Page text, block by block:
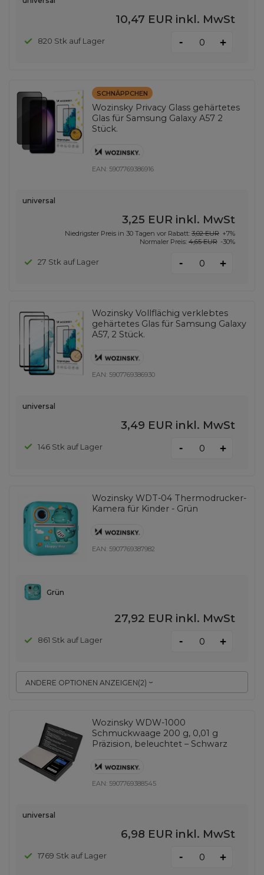
10,47 EUR inkl. MwSt
820 Stk auf Lager - +
SCHNÄPPCHEN
Wozinsky Privacy Glass gehärtetes
Glas für Samsung Galaxy A57 2
Stück.
EAN: 5907769386916
universal
3,25 EUR inkl. MwSt
Niedrigster Preis in 30 Tagen vor Rabatt: 3,02 EUR +7%
Normaler Preis: 4,65 EUR -30%
27 Stk auf Lager - +
Wozinsky Vollflächig verklebtes
gehärtetes Glas für Samsung Galaxy
A57, 2 Stück.
EAN: 5907769386930
universal
3,49 EUR inkl. MwSt
146 Stk auf Lager - +
Wozinsky WDT-04 Thermodrucker-
Kamera für Kinder - Grün
EAN: 5907769387982
ANDERE OPTIONEN ANZEIGEN(2)
Grün
27,92 EUR inkl. MwSt
861 Stk auf Lager - +
Wozinsky WDW-1000
Schmuckwaage 200 g, 0,01 g
Präzision, beleuchtet – Schwarz
EAN: 5907769388545
universal
6,98 EUR inkl. MwSt
1769 Stk auf Lager - +